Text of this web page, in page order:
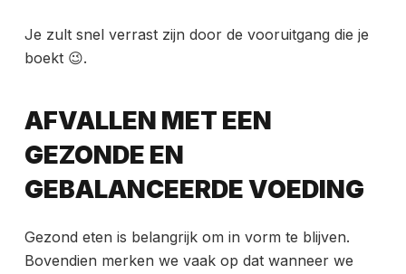
Je zult snel verrast zijn door de vooruitgang die je
boekt 😉.
AFVALLEN MET EEN
GEZONDE EN
GEBALANCEERDE VOEDING
Gezond eten is belangrijk om in vorm te blijven.
Bovendien merken we vaak op dat wanneer we